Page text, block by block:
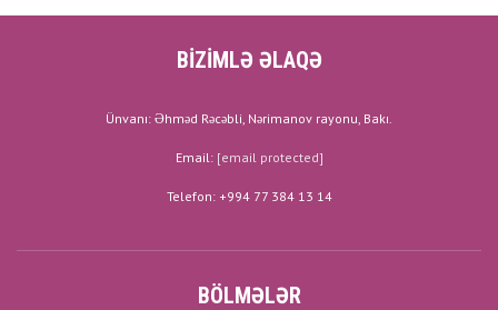
BİZİMLƏ ƏLAQƏ
Ünvanı: Əhməd Rəcəbli, Nərimanov rayonu, Bakı.
Email: [email protected]
Telefon: +994 77 384 13 14
BÖLMƏLƏR